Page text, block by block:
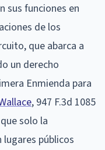
sus funciones en
de los
que abarca a
un derecho
Enmienda para
, 947 F.3d 1085
solo la
lugares públicos